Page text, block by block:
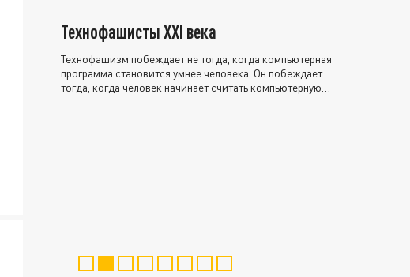
Технофашисты XXI века
Технофашизм побеждает не тогда, когда компьютерная
программа становится умнее человека. Он побеждает
тогда, когда человек начинает считать компьютерную